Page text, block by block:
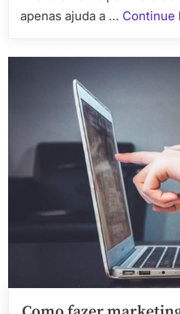
apenas ajuda a …